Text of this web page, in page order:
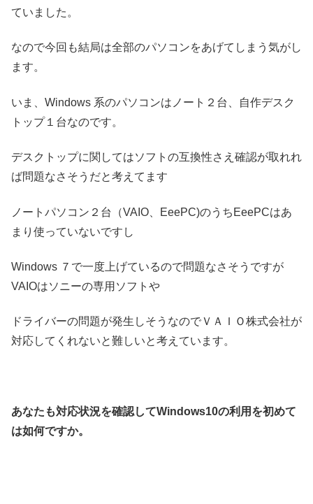
ていました。
なので今回も結局は全部のパソコンをあげてしまう気がし
ます。
いま、Windows 系のパソコンはノート２台、自作デスク
トップ１台なのです。
デスクトップに関してはソフトの互換性さえ確認が取れれ
ば問題なさそうだと考えてます
ノートパソコン２台（VAIO、EeePC)のうちEeePCはあ
まり使っていないですし
Windows ７で一度上げているので問題なさそうですが
VAIOはソニーの専用ソフトや
ドライバーの問題が発生しそうなのでＶＡＩＯ株式会社が
対応してくれないと難しいと考えています。
あなたも対応状況を確認してWindows10の利用を初めて
は如何ですか。